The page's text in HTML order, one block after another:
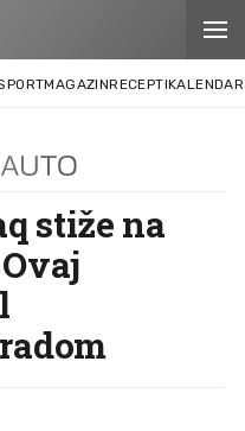
MAGAZINRECEPTIKALENDAR
stiže na